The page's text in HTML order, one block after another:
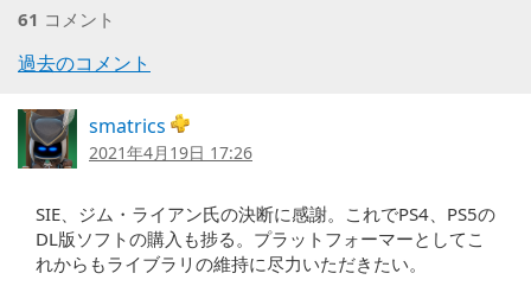
61 コメント
コ
メ
ン
ナ
ビ
過去のコメント
smatrics
2021年4月19日 17:26
SIE、ジム・ライアン氏の決断に感謝。これでPS4、PS5の
DL版ソフトの購入も捗る。プラットフォーマーとしてこ
れからもライブラリの維持に尽力いただきたい。